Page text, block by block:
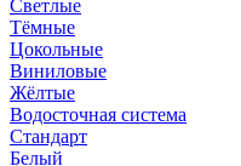
Светлые
Тёмные
Цокольные
Виниловые
Жёлтые
Водосточная система
Стандарт
Белый